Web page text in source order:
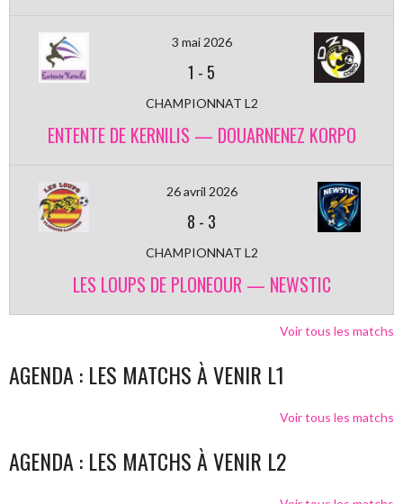
3 mai 2026
1 - 5
CHAMPIONNAT L2
ENTENTE DE KERNILIS — DOUARNENEZ KORPO
26 avril 2026
8 - 3
CHAMPIONNAT L2
LES LOUPS DE PLONEOUR — NEWSTIC
Voir tous les matchs
AGENDA : LES MATCHS À VENIR L1
Voir tous les matchs
AGENDA : LES MATCHS À VENIR L2